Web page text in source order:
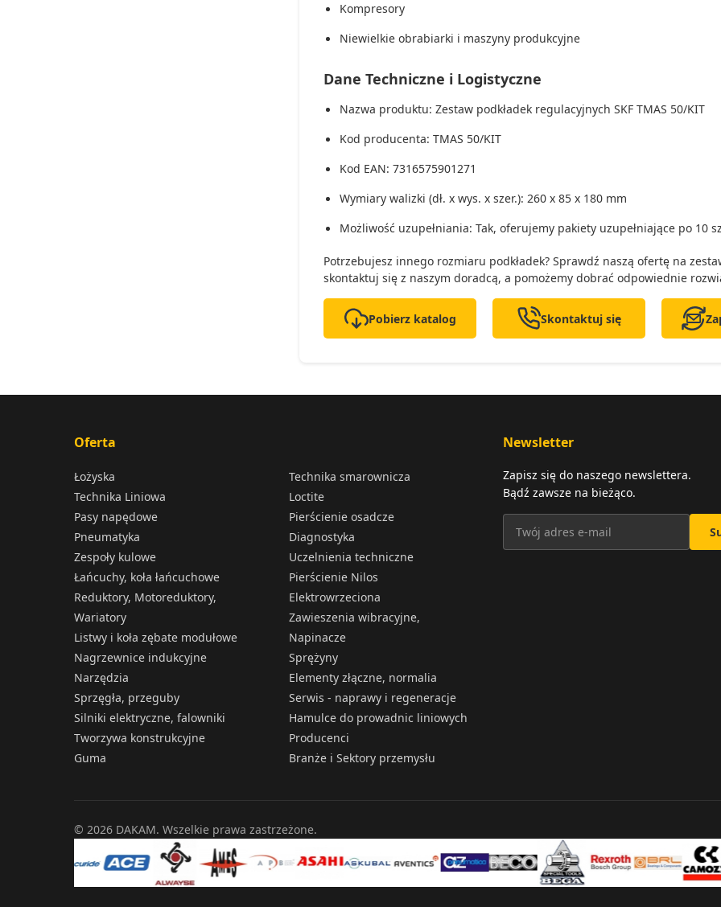
Kompresory
Niewielkie obrabiarki i maszyny produkcyjne
Dane Techniczne i Logistyczne
Nazwa produktu: Zestaw podkładek regulacyjnych SKF TMAS 50/KIT
Kod producenta: TMAS 50/KIT
Kod EAN: 7316575901271
Wymiary walizki (dł. x wys. x szer.): 260 x 85 x 180 mm
Możliwość uzupełniania: Tak, oferujemy pakiety uzupełniające po 10
Potrzebujesz innego rozmiaru podkładek? Sprawdź naszą ofertę na
skontaktuj się z naszym doradcą, a pomożemy dobrać odpowiednie
Pobierz katalog Skontaktuj się
Oferta
Łożyska
Technika Liniowa
Pasy napędowe
Pneumatyka
Zespoły kulowe
Łańcuchy, koła łańcuchowe
Reduktory, Motoreduktory,
Wariatory
Listwy i koła zębate modułowe
Nagrzewnice indukcyjne
Narzędzia
Sprzęgła, przeguby
Silniki elektryczne, falowniki
Tworzywa konstrukcyjne
Guma
Technika smarownicza
Loctite
Pierścienie osadcze
Diagnostyka
Uczelnienia techniczne
Pierścienie Nilos
Elektrowrzeciona
Zawieszenia wibracyjne,
Napinacze
Sprężyny
Elementy złączne, normalia
Serwis - naprawy i regeneracje
Hamulce do prowadnic liniowych
Producenci
Branże i Sektory przemysłu
Newsletter
Zapisz się do naszego newslettera.
Bądź zawsze na bieżąco.
© 2026 DAKAM. Wszelkie prawa zastrzeżone.